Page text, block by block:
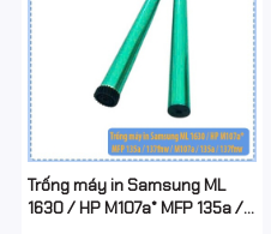
Trống máy in Samsung ML
1630 / HP M107a* MFP 135a /